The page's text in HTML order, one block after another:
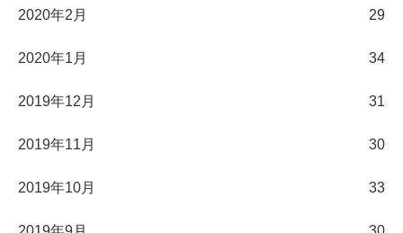
2020年2月 29
2020年1月 34
2019年12月 31
2019年11月 30
2019年10月 33